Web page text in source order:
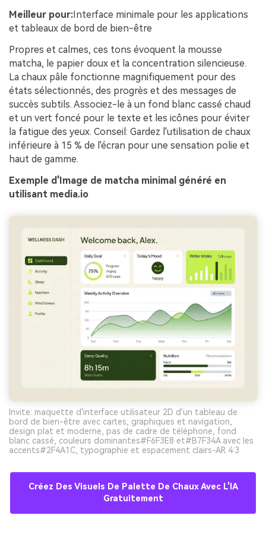
Meilleur pour:Interface minimale pour les applications
et tableaux de bord de bien-être
Propres et calmes, ces tons évoquent la mousse
matcha, le papier doux et la concentration silencieuse.
La chaux pâle fonctionne magnifiquement pour des
états sélectionnés, des progrès et des messages de
succès subtils. Associez-le à un fond blanc cassé chaud
et un vert foncé pour le texte et les icônes pour éviter
la fatigue des yeux. Conseil: Gardez l'utilisation de chaux
inférieure à 15 % de l'écran pour une sensation polie et
haut de gamme.
Exemple d'Image de matcha minimal généré en
utilisant media.io
Invite: maquette d'interface utilisateur 2D d'un tableau de
bord de bien-être avec cartes, graphiques et navigation,
design plat et moderne, pas de cadre de téléphone, fond
blanc cassé, couleurs dominantes#F6F3E8 et#B7F34A avec les
accents#2F4A1C, typographie et espacement clairs-AR 4:3
Créez Des Visuels De Palette De Chaux Avec L'IA
Gratuitement